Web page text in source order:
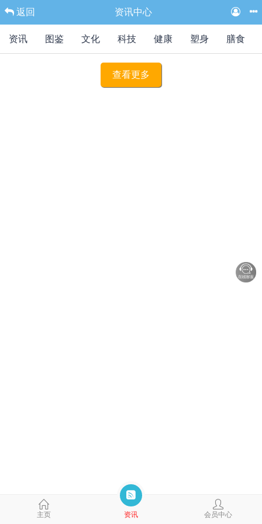
返回 资讯中心
资讯 图鉴 文化 科技 健康 塑身 膳食
查看更多
主页 资讯 会员中心